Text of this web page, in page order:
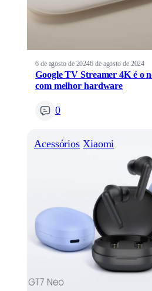
6 de agosto de 20246 de agosto de 2024
Google TV Streamer 4K é o
com melhor hardware
0
Acessórios Xiaomi